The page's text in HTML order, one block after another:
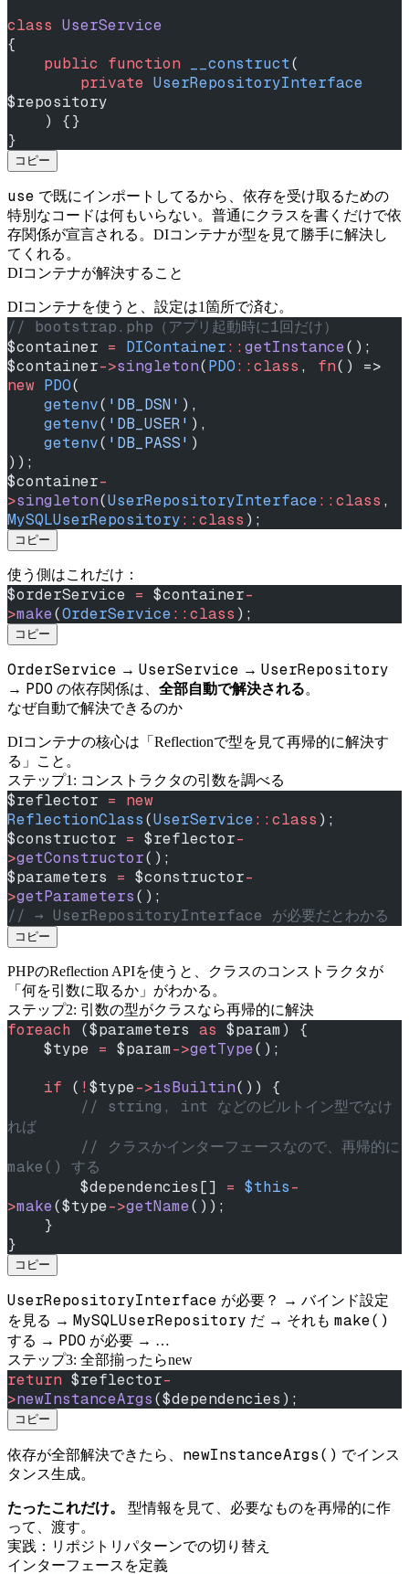
class UserService
{
    public
function __construct(
        private
UserRepositoryInterface
$repository
    ) {}
}
コピー
use で既にインポートしてるから、依存を受け取るための
特別なコードは何もいらない。普通にクラスを書くだけで依
存関係が宣言される。DIコンテナが型を見て勝手に解決し
てくれる。
DIコンテナが解決すること
DIコンテナを使うと、設定は1箇所で済む。
// bootstrap.php（アプリ起動時に1回だけ）
$container = DIContainer::getInstance();
$container->singleton(PDO::class , fn
new PDO(
    getenv
( 'DB_DSN' ),
    getenv
( 'DB_USER' ),
    getenv
( 'DB_PASS' )
));
$container-
>singleton(UserRepositoryInterface::class
MySQLUserRepository::class );
コピー
使う側はこれだけ：
$orderService = $container-
>make(OrderService::class );
コピー
OrderService → UserService → UserRepository
→ PDO の依存関係は、 全部自動で解決される。
なぜ自動で解決できるのか
DIコンテナの核心は「Reflectionで型を見て再帰的に解決す
る」こと。
ステップ1: コンストラクタの引数を調べる
$reflector = new
ReflectionClass(UserService::class );
$constructor = $reflector-
>getConstructor();
$parameters = $constructor-
>getParameters();
// → UserRepositoryInterface が必要だとわかる
コピー
PHPのReflection APIを使うと、クラスのコンストラクタが
「何を引数に取るか」がわかる。
ステップ2: 引数の型がクラスなら再帰的に解決
foreach ($parameters as $param) {
    $type
= $param->getType();
    if
( !$type->isBuiltin()) {
れば
make() する
        $dependencies[]
= $this-
>make($type->getName());
    }
}
コピー
UserRepositoryInterface が必要？ → バインド設定
を見る → MySQLUserRepository だ → それも make()
する → PDO が必要 → …
ステップ3: 全部揃ったらnew
return $reflector-
>newInstanceArgs($dependencies);
コピー
依存が全部解決できたら、 newInstanceArgs() でインス
タンス生成。
たったこれだけ。
型情報を見て、必要なものを再帰的に作
って、渡す。
実践：リポジトリパターンでの切り替え
インターフェースを定義